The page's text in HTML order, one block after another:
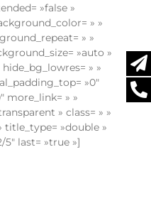
»false »
» »
» »
»auto »
» »
»0″
more_link= » »
» class= » »
title_type= »double »
last= »true »]